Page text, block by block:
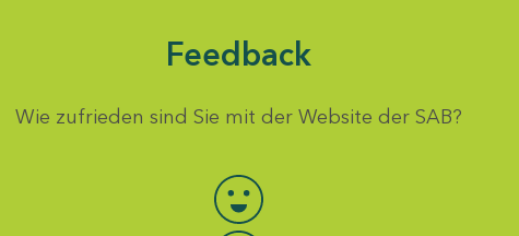
Feedback
Wie zufrieden sind Sie mit der Website der SAB?
Bewertung auswählen